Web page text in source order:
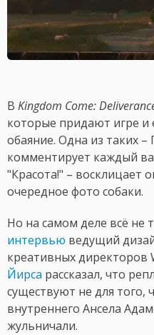
В Kingdom Come:
которые придают игре и
обаяние. Одна из таких –
комментирует каждый
"Красота!" – восклицает
очередное фото собаки.
Но на самом деле всё не
интервью ведущий
креативных директоров
Йирса рассказал, что
существуют не для того,
внутреннего Ансела
жульничали.